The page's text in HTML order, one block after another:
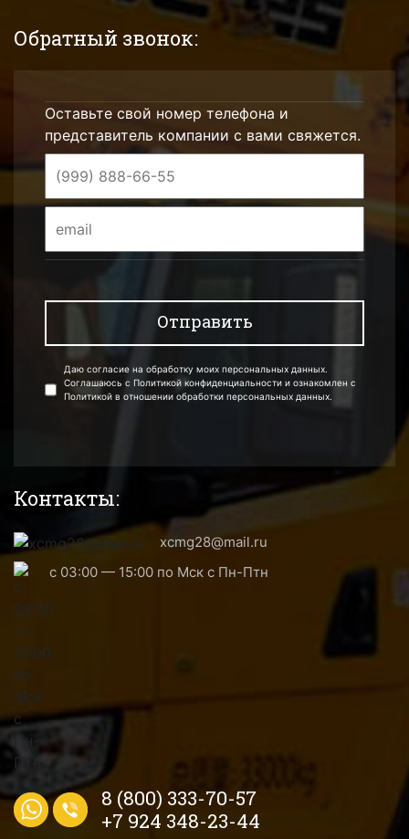
Обратный звонок:
Оставьте свой номер телефона и
представитель компании с вами свяжется.
Даю согласие на обработку моих персональных данных.
Соглашаюсь с Политикой конфиденциальности и ознакомлен с
Политикой в отношении обработки персональных данных.
Контакты:
xcmg28@mail.ru
с 03:00 — 15:00 по Мск с Пн-Птн
8 (800) 333-70-57
+7 924 348-23-44